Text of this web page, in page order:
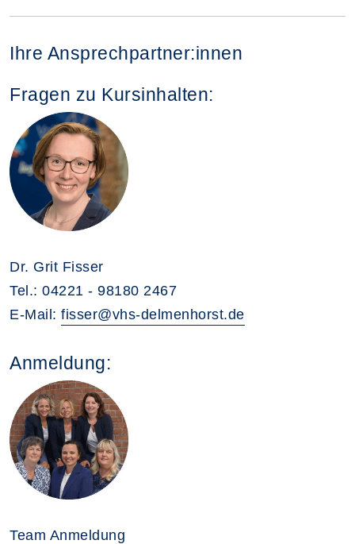
Ihre Ansprechpartner:innen
Fragen zu Kursinhalten:
Dr. Grit Fisser
Tel.: 04221 - 98180 2467
E-Mail: fisser@vhs-delmenhorst.de
Anmeldung:
Team Anmeldung